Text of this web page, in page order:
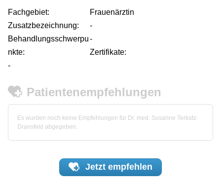
Fachgebiet:
Frauenärztin
Zusatzbezeichnung:
-
Behandlungsschwerpu
nkte:
-
Zertifikate:
-
Patientenempfehlungen
Es wurden noch keine Empfehlungen für Dr. med. Susanne Terkatz-
Dransfeld abgegeben.
Jetzt empfehlen